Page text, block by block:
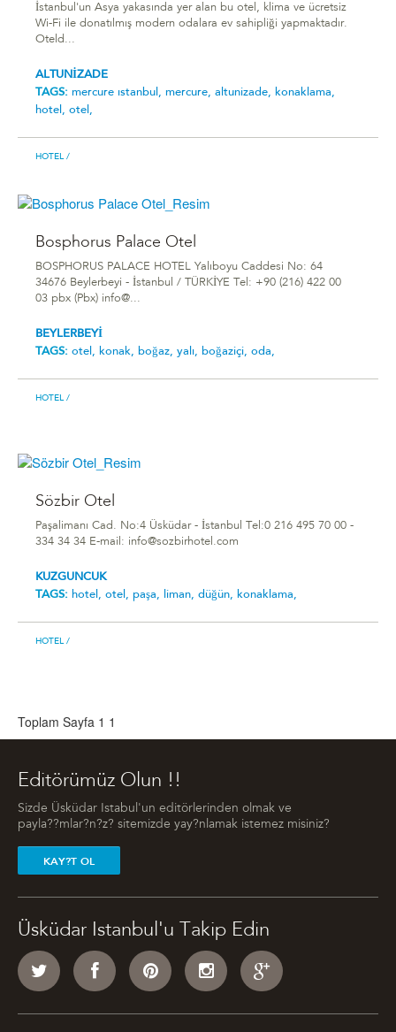
İstanbul'un Asya yakasında yer alan bu otel, klima ve ücretsiz
Wi-Fi ile donatılmış modern odalara ev sahipliği yapmaktadır.
Oteld...
ALTUNİZADE
TAGS: mercure istanbul, mercure, altunizade, konaklama,
hotel, otel,
HOTEL/
Bosphorus Palace Otel
BOSPHORUS PALACE HOTEL Yalıboyu Caddesi No: 64
34676 Beylerbeyi - İstanbul / TÜRKİYE Tel: +90 (216) 422 00
03 pbx (Pbx) info@...
BEYLERBEYİ
TAGS: otel, konak, boğaz, yalı, boğaziçi, oda,
HOTEL/
Sözbir Otel
Paşalimanı Cad. No:4 Üsküdar - İstanbul Tel:0 216 495 70 00 -
334 34 34 E-mail: info@sozbirhotel.com
KUZGUNCUK
TAGS: hotel, otel, paşa, liman, düğün, konaklama,
HOTEL/
Toplam Sayfa 1 1
Editörümüz Olun !!
Sizde Üsküdar Istabul'un editörlerinden olmak ve
payla??mlar?n?z? sitemizde yay?nlamak istemez misiniz?
KAY?T OL
Üsküdar Istanbul'u Takip Edin